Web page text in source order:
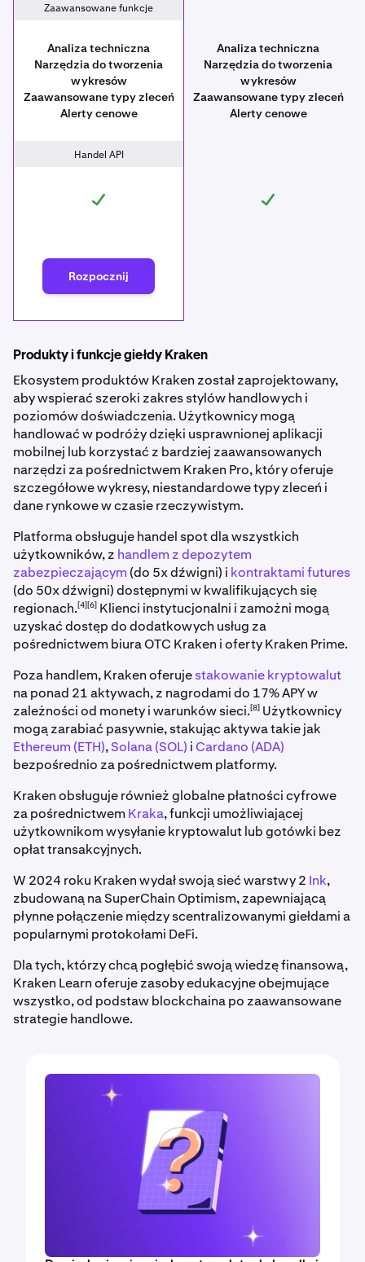
Zaawansowane funkcje
Analiza techniczna
Narzędzia do tworzenia
wykresów
Zaawansowane typy zleceń
Alerty cenowe
Analiza techniczna
Narzędzia do tworzenia
wykresów
Zaawansowane typy zleceń
Alerty cenowe
Handel API
Rozpocznij
Produkty i funkcje giełdy Kraken
Ekosystem produktów Kraken został zaprojektowany,
aby wspierać szeroki zakres stylów handlowych i
poziomów doświadczenia. Użytkownicy mogą
handlować w podróży dzięki usprawnionej aplikacji
mobilnej lub korzystać z bardziej zaawansowanych
narzędzi za pośrednictwem Kraken Pro, który oferuje
szczegółowe wykresy, niestandardowe typy zleceń i
dane rynkowe w czasie rzeczywistym.
Platforma obsługuje handel spot dla wszystkich
użytkowników, z handlem z depozytem
zabezpieczającym (do 5x dźwigni) i kontraktami futures
(do 50x dźwigni) dostępnymi w kwalifikujących się
regionach.[4][6] Klienci instytucjonalni i zamożni mogą
uzyskać dostęp do dodatkowych usług za
pośrednictwem biura OTC Kraken i oferty Kraken Prime.
Poza handlem, Kraken oferujestakowanie kryptowalut
na ponad 21 aktywach, z nagrodami do 17% APY w
zależności od monety i warunków sieci.[8] Użytkownicy
mogą zarabiać pasywnie, stakując aktywa takie jak
Ethereum (ETH),Solana (SOL) i Cardano (ADA)
bezpośrednio za pośrednictwem platformy.
Kraken obsługuje również globalne płatności cyfrowe
za pośrednictwem Kraka, funkcji umożliwiającej
użytkownikom wysyłanie kryptowalut lub gotówki bez
opłat transakcyjnych.
W 2024 roku Kraken wydał swoją sieć warstwy 2 Ink,
zbudowaną na SuperChain Optimism, zapewniającą
płynne połączenie między scentralizowanymi giełdami a
popularnymi protokołami DeFi.
Dla tych, którzy chcą pogłębić swoją wiedzę finansową,
Kraken Learn oferuje zasoby edukacyjne obejmujące
wszystko, od podstaw blockchaina po zaawansowane
strategie handlowe.